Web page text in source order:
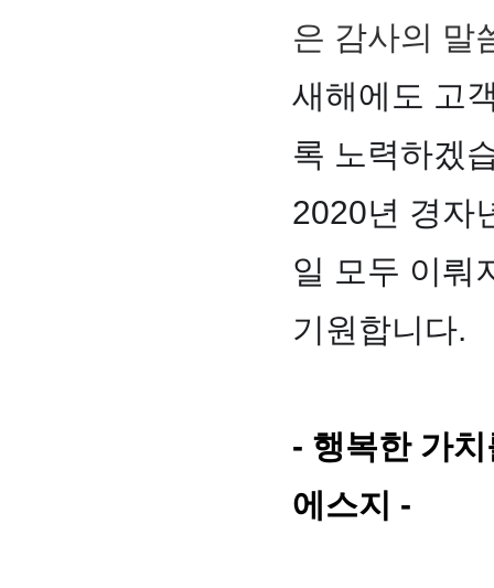
은 감사의 말
새해에도 고
록 노력하겠
2020년 경자
일 모두 이뤄
기원합니다.
- 행복한 가
에스지 -